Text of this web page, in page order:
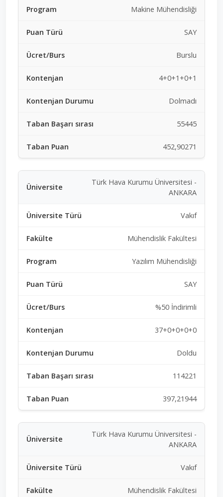
Makine Mühendisliği
SAY
Burslu
4+0+1+0+1
Dolmadı
55445
452,90271
Türk Hava Kurumu Üniversitesi -
ANKARA
Vakıf
Mühendislik Fakültesi
Yazılım Mühendisliği
SAY
%50 İndirimli
37+0+0+0+0
Doldu
114221
397,21944
Türk Hava Kurumu Üniversitesi -
ANKARA
Vakıf
Mühendislik Fakültesi